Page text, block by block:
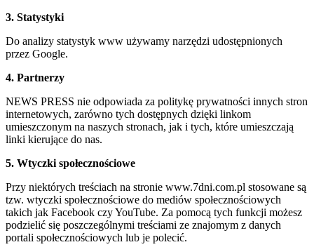
3. Statystyki
Do analizy statystyk www używamy narzędzi udostępnionych
przez Google.
4. Partnerzy
NEWS PRESS nie odpowiada za politykę prywatności innych stron
internetowych, zarówno tych dostępnych dzięki linkom
umieszczonym na naszych stronach, jak i tych, które umieszczają
linki kierujące do nas.
5. Wtyczki społecznościowe
Przy niektórych treściach na stronie www.7dni.com.pl stosowane są
tzw. wtyczki społecznościowe do mediów społecznościowych
takich jak Facebook czy YouTube. Za pomocą tych funkcji możesz
podzielić się poszczególnymi treściami ze znajomym z danych
portali społecznościowych lub je polecić.